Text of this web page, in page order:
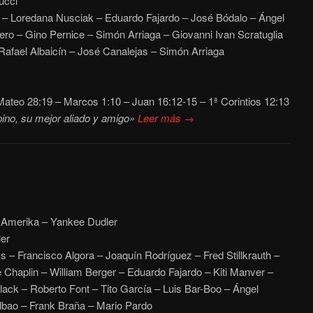
Loredana Nusciak – Eduardo Fajardo – José Bódalo – Ángel
– Gino Pernice – Simón Arriaga – Giovanni Ivan Scratuglia
Albaicín – José Canalejas – Simón Arriaga
28:19 – Marcos 1:10 – Juan 16:12-15 – 1ª Corintios 12:13
su mejor aliado y amigo» Leer más →
– Yankee Dudler
– Francisco Algora – Joaquín Rodríguez – Fred Stillkrauth –
– William Berger – Eduardo Fajardo – Kiti Manver –
– Roberto Font – Tito García – Luis Bar-Boo – Ángel
– Frank Braña – Mario Pardo